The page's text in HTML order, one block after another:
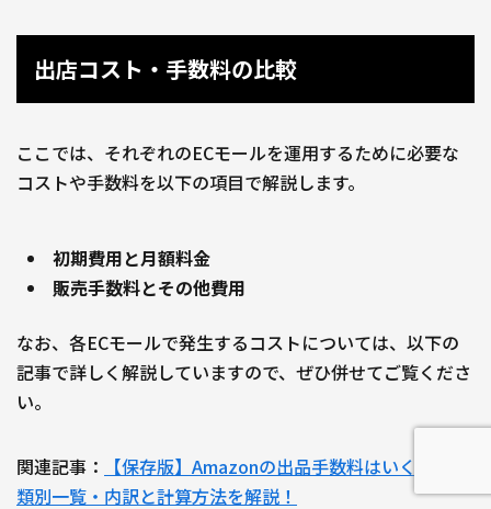
出店コスト・手数料の比較
ここでは、それぞれのECモールを運用するために必要な
コストや手数料を以下の項目で解説します。
初期費用と月額料金
販売手数料とその他費用
なお、各ECモールで発生するコストについては、以下の
記事で詳しく解説していますので、ぜひ併せてご覧くださ
い。
関連記事：
【保存版】Amazonの出品手数料はいくら？種
類別一覧・内訳と計算方法を解説！